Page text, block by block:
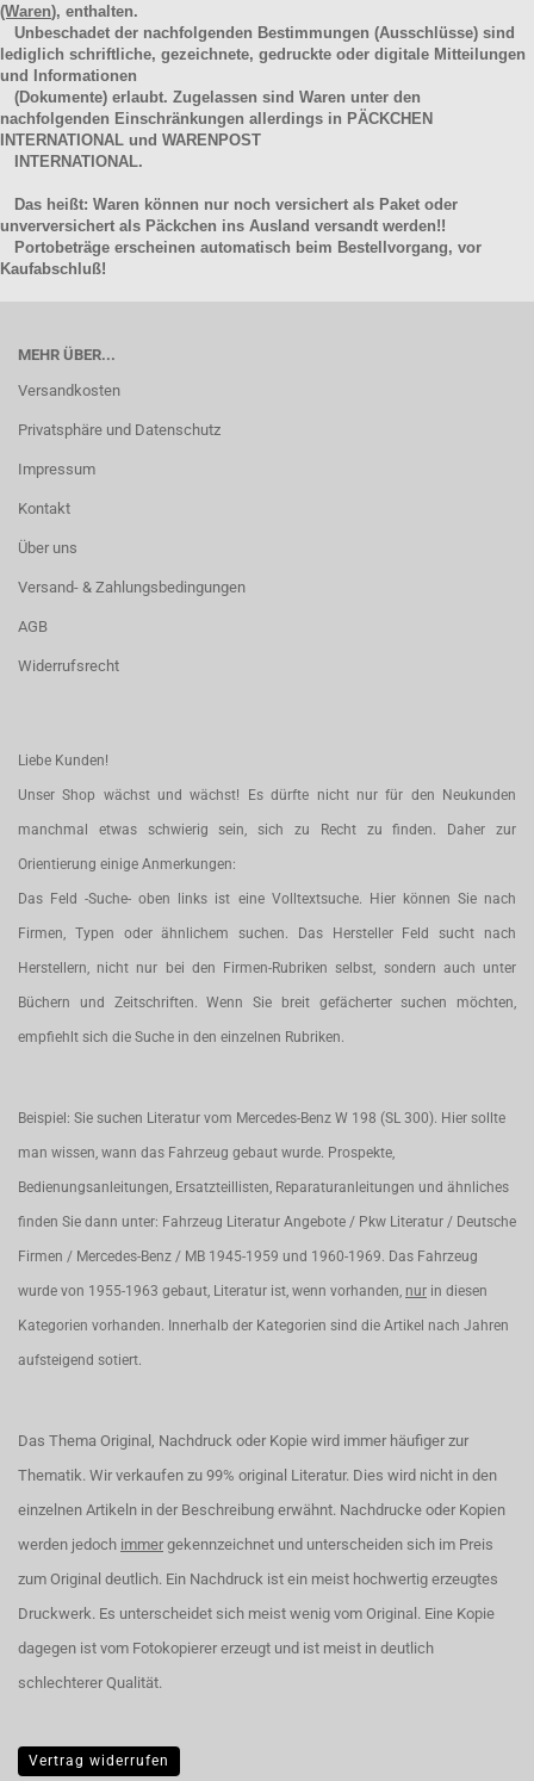
(Waren), enthalten.
Unbeschadet der nachfolgenden Bestimmungen (Ausschlüsse) sind
lediglich schriftliche, gezeichnete, gedruckte oder digitale Mitteilungen
und Informationen
(Dokumente) erlaubt. Zugelassen sind Waren unter den
nachfolgenden Einschränkungen allerdings in PÄCKCHEN
INTERNATIONAL und WARENPOST
INTERNATIONAL.
Das heißt: Waren können nur noch versichert als Paket oder
unverversichert als Päckchen ins Ausland versandt werden!!
Portobeträge erscheinen automatisch beim Bestellvorgang, vor
Kaufabschluß!
MEHR ÜBER...
Versandkosten
Privatsphäre und Datenschutz
Impressum
Kontakt
Über uns
Versand- & Zahlungsbedingungen
AGB
Widerrufsrecht
Liebe Kunden!
Unser Shop wächst und wächst! Es dürfte nicht nur für den Neukunden
manchmal etwas schwierig sein, sich zu Recht zu finden. Daher zur
Orientierung einige Anmerkungen:
Das Feld -Suche- oben links ist eine Volltextsuche. Hier können Sie nach
Firmen, Typen oder ähnlichem suchen. Das Hersteller Feld sucht nach
Herstellern, nicht nur bei den Firmen-Rubriken selbst, sondern auch unter
Büchern und Zeitschriften. Wenn Sie breit gefächerter suchen möchten,
empfiehlt sich die Suche in den einzelnen Rubriken.
Beispiel: Sie suchen Literatur vom Mercedes-Benz W 198 (SL 300). Hier sollte
man wissen, wann das Fahrzeug gebaut wurde. Prospekte,
Bedienungsanleitungen, Ersatzteillisten, Reparaturanleitungen und ähnliches
finden Sie dann unter: Fahrzeug Literatur Angebote / Pkw Literatur / Deutsche
Firmen / Mercedes-Benz / MB 1945-1959 und 1960-1969. Das Fahrzeug
wurde von 1955-1963 gebaut, Literatur ist, wenn vorhanden, nur in diesen
Kategorien vorhanden. Innerhalb der Kategorien sind die Artikel nach Jahren
aufsteigend sotiert.
Das Thema Original, Nachdruck oder Kopie wird immer häufiger zur
Thematik. Wir verkaufen zu 99% original Literatur. Dies wird nicht in den
einzelnen Artikeln in der Beschreibung erwähnt. Nachdrucke oder Kopien
werden jedoch immer gekennzeichnet und unterscheiden sich im Preis
zum Original deutlich. Ein Nachdruck ist ein meist hochwertig erzeugtes
Druckwerk. Es unterscheidet sich meist wenig vom Original. Eine Kopie
dagegen ist vom Fotokopierer erzeugt und ist meist in deutlich
schlechterer Qualität.
Vertrag widerrufen